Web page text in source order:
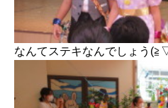
なんてステキなんでしょう